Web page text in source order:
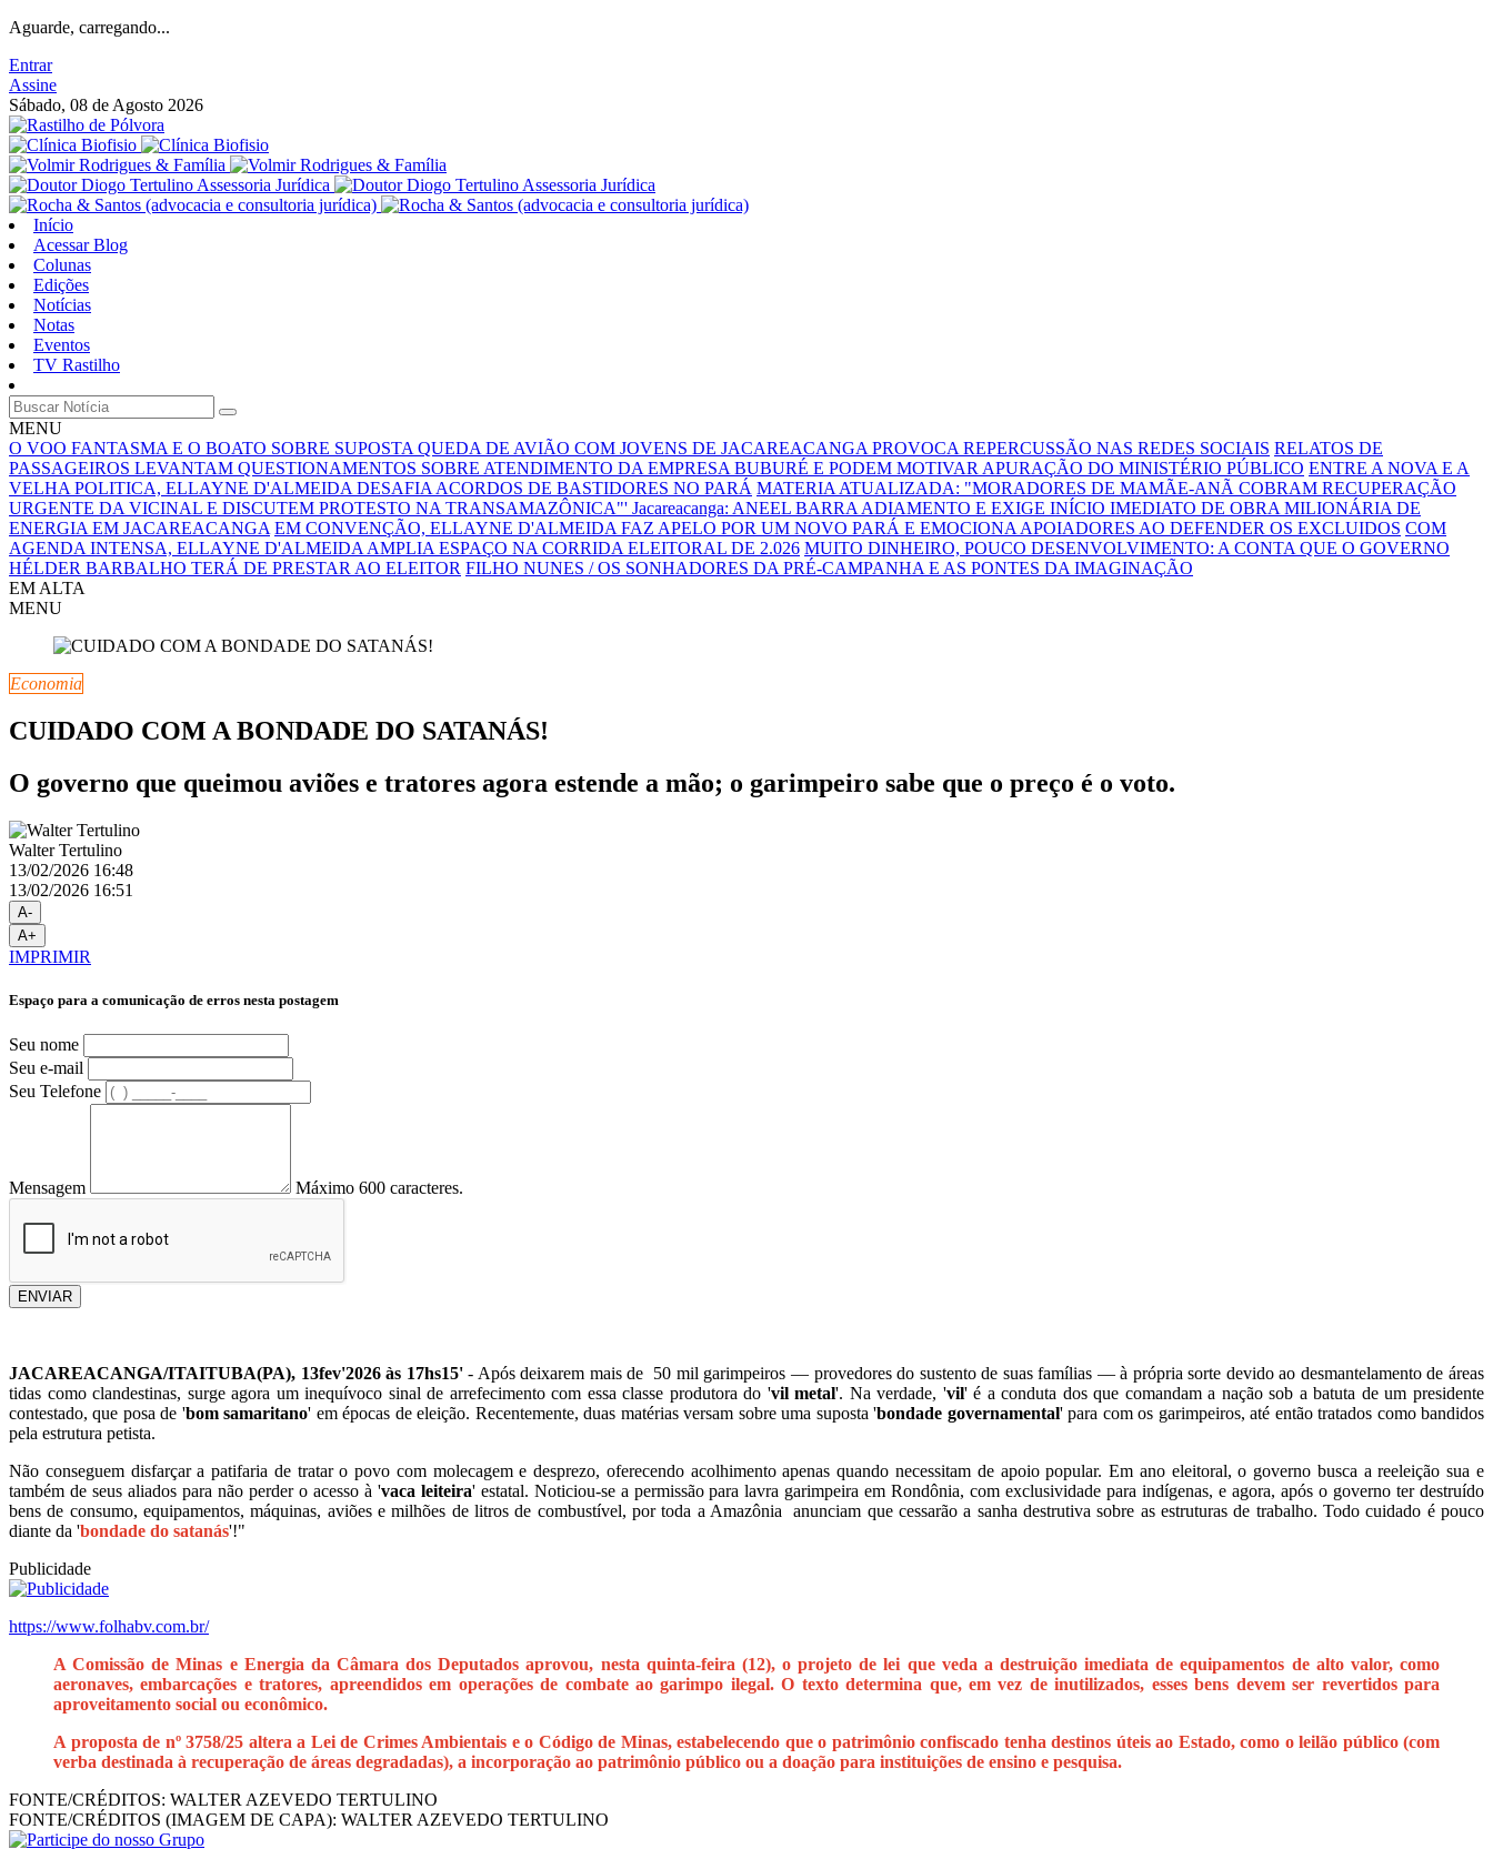
Aguarde, carregando...
Entrar
Assine
Sábado, 08 de Agosto 2026
Início
Acessar Blog
Colunas
Edições
Notícias
Notas
Eventos
TV Rastilho
MENU
O VOO FANTASMA E O BOATO SOBRE SUPOSTA QUEDA DE AVIÃO COM JOVENS DE JACAREACANGA PROVOCA REPERCUSSÃO NAS REDES SOCIAIS RELATOS DE
PASSAGEIROS LEVANTAM QUESTIONAMENTOS SOBRE ATENDIMENTO DA EMPRESA BUBURÉ E PODEM MOTIVAR APURAÇÃO DO MINISTÉRIO PÚBLICO ENTRE A NOVA E A
VELHA POLITICA, ELLAYNE D'ALMEIDA DESAFIA ACORDOS DE BASTIDORES NO PARÁ MATERIA ATUALIZADA: "MORADORES DE MAMÃE-ANÃ COBRAM RECUPERAÇÃO
URGENTE DA VICINAL E DISCUTEM PROTESTO NA TRANSAMAZÔNICA"' Jacareacanga: ANEEL BARRA ADIAMENTO E EXIGE INÍCIO IMEDIATO DE OBRA MILIONÁRIA DE
ENERGIA EM JACAREACANGA EM CONVENÇÃO, ELLAYNE D'ALMEIDA FAZ APELO POR UM NOVO PARÁ E EMOCIONA APOIADORES AO DEFENDER OS EXCLUIDOS COM
AGENDA INTENSA, ELLAYNE D'ALMEIDA AMPLIA ESPAÇO NA CORRIDA ELEITORAL DE 2.026 MUITO DINHEIRO, POUCO DESENVOLVIMENTO: A CONTA QUE O GOVERNO
HÉLDER BARBALHO TERÁ DE PRESTAR AO ELEITOR FILHO NUNES / OS SONHADORES DA PRÉ-CAMPANHA E AS PONTES DA IMAGINAÇÃO
EM ALTA
MENU
Economia
CUIDADO COM A BONDADE DO SATANÁS!
O governo que queimou aviões e tratores agora estende a mão; o garimpeiro sabe que o preço é o voto.
Walter Tertulino
13/02/2026 16:48
13/02/2026 16:51
A-
A+
IMPRIMIR
Espaço para a comunicação de erros nesta postagem
Seu nome
Seu e-mail
Seu Telefone
Mensagem Máximo 600 caracteres.
ENVIAR
JACAREACANGA/ITAITUBA(PA), 13fev'2026 às 17hs15'- Após deixarem mais de 50 mil garimpeiros — provedores do sustento de suas famílias — à própria sorte devido ao desmantelamento de áreas
tidas como clandestinas, surge agora um inequívoco sinal de arrefecimento com essa classe produtora do 'vil metal'. Na verdade, 'vil' é a conduta dos que comandam a nação sob a batuta de um presidente
contestado, que posa de 'bom samaritano' em épocas de eleição. Recentemente, duas matérias versam sobre uma suposta 'bondade governamental' para com os garimpeiros, até então tratados como bandidos
pela estrutura petista.
Não conseguem disfarçar a patifaria de tratar o povo com molecagem e desprezo, oferecendo acolhimento apenas quando necessitam de apoio popular. Em ano eleitoral, o governo busca a reeleição sua e
também de seus aliados para não perder o acesso à 'vaca leiteira' estatal. Noticiou-se a permissão para lavra garimpeira em Rondônia, com exclusividade para indígenas, e agora, após o governo ter destruído
bens de consumo, equipamentos, máquinas, aviões e milhões de litros de combustível, por toda a Amazônia anunciam que cessarão a sanha destrutiva sobre as estruturas de trabalho. Todo cuidado é pouco
diante da 'bondade do satanás'!"
Publicidade
https://www.folhabv.com.br/
A Comissão de Minas e Energia da Câmara dos Deputados aprovou, nesta quinta-feira (12), o projeto de lei que veda a destruição imediata de equipamentos de alto valor, como
aeronaves, embarcações e tratores, apreendidos em operações de combate ao garimpo ilegal. O texto determina que, em vez de inutilizados, esses bens devem ser revertidos para
aproveitamento social ou econômico.
A proposta de nº 3758/25 altera a Lei de Crimes Ambientais e o Código de Minas, estabelecendo que o patrimônio confiscado tenha destinos úteis ao Estado, como o leilão público (com
verba destinada à recuperação de áreas degradadas), a incorporação ao patrimônio público ou a doação para instituições de ensino e pesquisa.
FONTE/CRÉDITOS: WALTER AZEVEDO TERTULINO
FONTE/CRÉDITOS (IMAGEM DE CAPA): WALTER AZEVEDO TERTULINO